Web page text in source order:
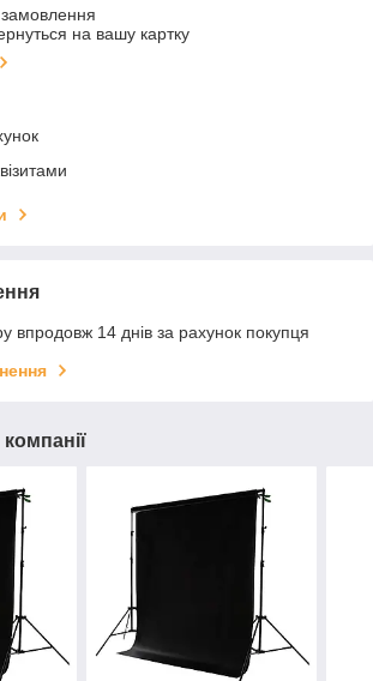
на вашу картку
впродовж 14 днів за рахунок покупця